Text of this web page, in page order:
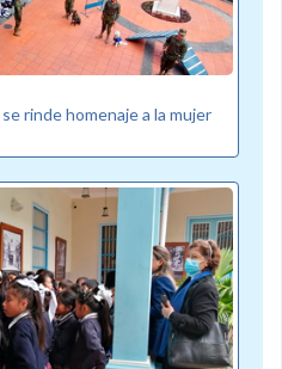
rinde homenaje a la mujer